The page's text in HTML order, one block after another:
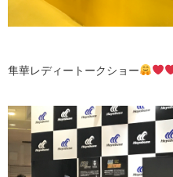
隼華レディートークショー